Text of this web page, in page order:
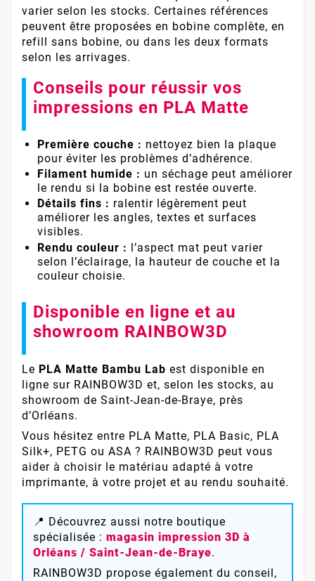
varier selon les stocks. Certaines références
peuvent être proposées en bobine complète, en
refill sans bobine, ou dans les deux formats
selon les arrivages.
Conseils pour réussir vos
impressions en PLA Matte
Première couche : nettoyez bien la plaque
pour éviter les problèmes d’adhérence.
Filament humide : un séchage peut améliorer
le rendu si la bobine est restée ouverte.
Détails fins : ralentir légèrement peut
améliorer les angles, textes et surfaces
visibles.
Rendu couleur : l’aspect mat peut varier
selon l’éclairage, la hauteur de couche et la
couleur choisie.
Disponible en ligne et au
showroom RAINBOW3D
Le PLA Matte Bambu Lab est disponible en
ligne sur RAINBOW3D et, selon les stocks, au
showroom de Saint-Jean-de-Braye, près
d’Orléans.
Vous hésitez entre PLA Matte, PLA Basic, PLA
Silk+, PETG ou ASA ? RAINBOW3D peut vous
aider à choisir le matériau adapté à votre
imprimante, à votre projet et au rendu souhaité.
📍 Découvrez aussi notre boutique
spécialisée : magasin impression 3D à
Orléans / Saint-Jean-de-Braye.
RAINBOW3D propose également du conseil,